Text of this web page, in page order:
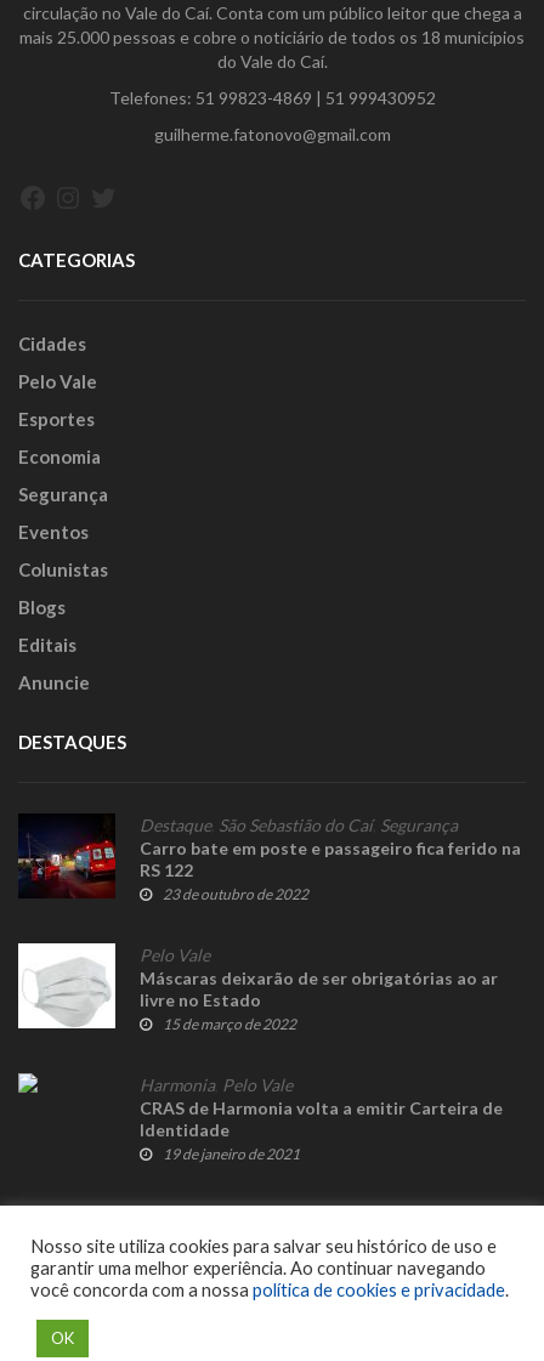
circulação no Vale do Caí. Conta com um público leitor que chega a
mais 25.000 pessoas e cobre o noticiário de todos os 18 municípios
do Vale do Caí.
Telefones: 51 99823-4869 | 51 999430952
guilherme.fatonovo@gmail.com
CATEGORIAS
Cidades
Pelo Vale
Esportes
Economia
Segurança
Eventos
Colunistas
Blogs
Editais
Anuncie
DESTAQUES
Destaque, São Sebastião do Caí, Segurança
Carro bate em poste e passageiro fica ferido na
RS 122
23 de outubro de 2022
Pelo Vale
Máscaras deixarão de ser obrigatórias ao ar
livre no Estado
15 de março de 2022
Harmonia, Pelo Vale
CRAS de Harmonia volta a emitir Carteira de
Identidade
19 de janeiro de 2021
Nosso site utiliza cookies para salvar seu histórico de uso e
garantir uma melhor experiência. Ao continuar navegando
você concorda com a nossa política de cookies e privacidade.
OK